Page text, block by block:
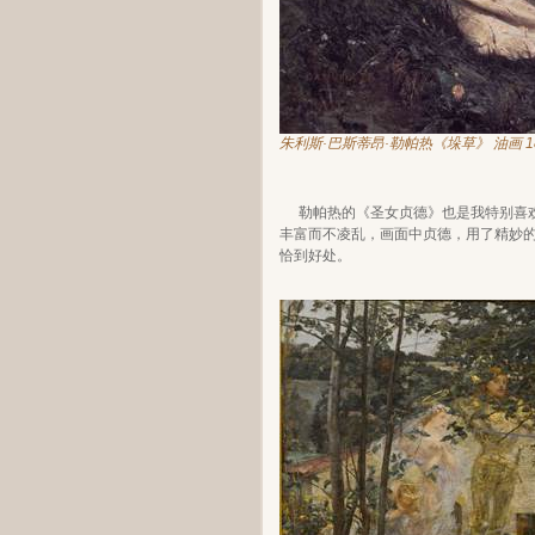
朱利斯·巴斯蒂昂·勒帕热《垛草》 油画
勒帕热的《圣女贞德》也是我特别
丰富而不凌乱，画面中贞德，用了精妙
恰到好处。